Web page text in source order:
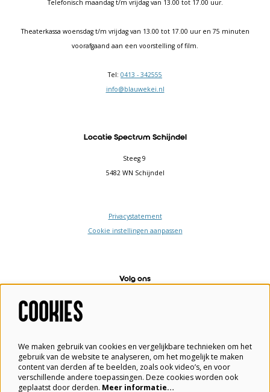
Telefonisch maandag t/m vrijdag van 13.00 tot 17.00 uur.
Theaterkassa woensdag t/m vrijdag van 13.00 tot 17.00 uur en 75 minuten
voorafgaand aan een voorstelling of film.
Tel: 0413 - 342555
info@blauwekei.nl
Locatie Spectrum Schijndel
Steeg 9
5482 WN Schijndel
Privacystatement
Cookie instellingen aanpassen
Volg ons
Aanmelden
COOKIES
We maken gebruik van cookies en vergelijkbare technieken om het
gebruik van de website te analyseren, om het mogelijk te maken
content van derden af te beelden, zoals ook video’s, en voor
verschillende andere toepassingen. Deze cookies worden ook
geplaatst door derden. Meer informatie…